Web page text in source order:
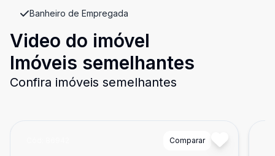
Banheiro de Empregada
Video do imóvel
Imóveis semelhantes
Confira imóveis semelhantes
Comparar